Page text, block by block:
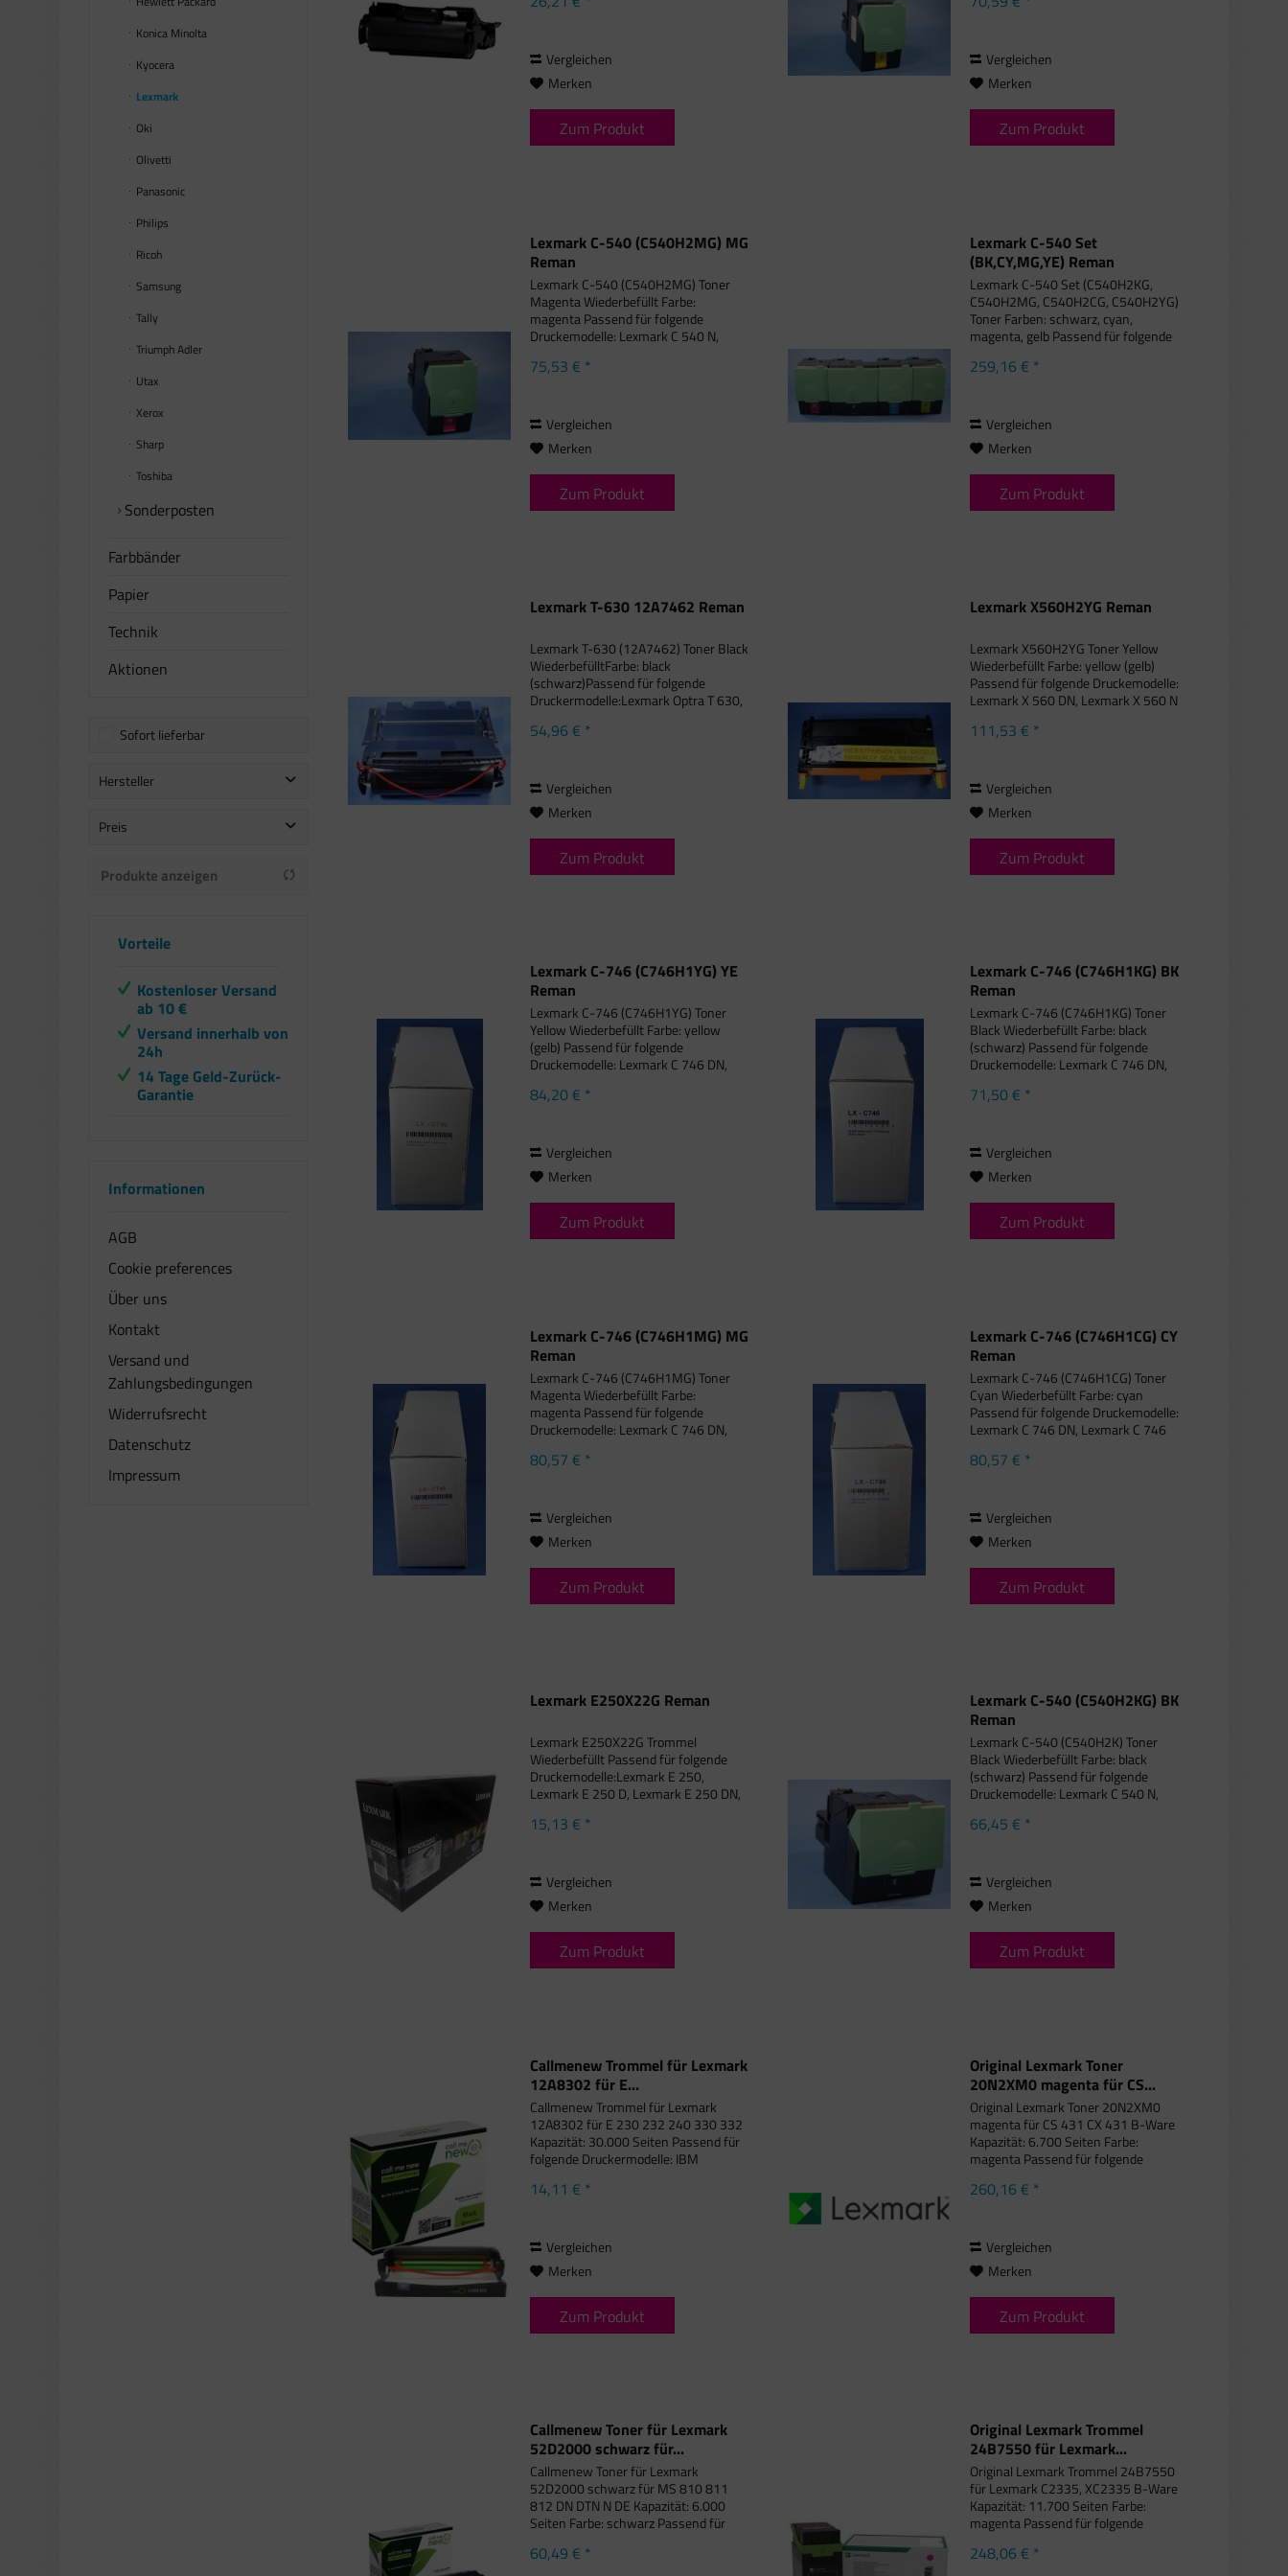
Konica Minolta
Kyocera
Lexmark
Oki
Olivetti
Panasonic
Philips
Ricoh
Samsung
Tally
Triumph Adler
Utax
Xerox
Sharp
Toshiba
Sonderposten
Farbbänder
Papier
Technik
Aktionen
Sofort lieferbar
Hersteller
Lexmark
Preis
bis
Produkte anzeigen
Vorteile
Kostenloser Versand
ab 10 €
Versand innerhalb von
24h
14 Tage Geld-Zurück-
Garantie
Informationen
AGB
Cookie preferences
Über uns
Kontakt
Versand und
Zahlungsbedingungen
Widerrufsrecht
Datenschutz
Impressum
T640, Lexmark T640DN, Lexmark
Vergleichen
Merken
Zum Produkt
DN, Lexmark C 544 DTN, Lexmark C
Vergleichen
Merken
Zum Produkt
Lexmark C-540 (C540H2MG) MG
Reman
Lexmark C-540 (C540H2MG) Toner
Magenta Wiederbefüllt Farbe:
magenta Passend für folgende
Druckemodelle: Lexmark C 540 N,
DN, Lexmark C 544 DTN, Lexmark C
75,53 € *
Vergleichen
Merken
Zum Produkt
Lexmark C-540 Set
(BK,CY,MG,YE) Reman
Lexmark C-540 Set (C540H2KG,
C540H2MG, C540H2CG, C540H2YG)
Toner Farben: schwarz, cyan,
magenta, gelb Passend für folgende
Lexmark C 543 DN, Lexmark C 544
259,16 € *
Vergleichen
Merken
Zum Produkt
Lexmark T-630 12A7462 Reman
Lexmark T-630 (12A7462) Toner Black
WiederbefülltFarbe: black
(schwarz)Passend für folgende
Druckermodelle:Lexmark Optra T 630,
Optra T 630 N, Lexmark Optra T 630 N
54,96 € *
Vergleichen
Merken
Zum Produkt
Lexmark X560H2YG Reman
Lexmark X560H2YG Toner Yellow
Wiederbefüllt Farbe: yellow (gelb)
Passend für folgende Druckemodelle:
Lexmark X 560 DN, Lexmark X 560 N
verwenden wir originales Leergut, das
111,53 € *
Vergleichen
Merken
Zum Produkt
Lexmark C-746 (C746H1YG) YE
Reman
Lexmark C-746 (C746H1YG) Toner
Yellow Wiederbefüllt Farbe: yellow
(gelb) Passend für folgende
Druckemodelle: Lexmark C 746 DN,
Lexmark C 746 Series, Lexmark C 748
84,20 € *
Vergleichen
Merken
Zum Produkt
Lexmark C-746 (C746H1KG) BK
Reman
Lexmark C-746 (C746H1KG) Toner
Black Wiederbefüllt Farbe: black
(schwarz) Passend für folgende
Druckemodelle: Lexmark C 746 DN,
Lexmark C 746 Series, Lexmark C 748
71,50 € *
Vergleichen
Merken
Zum Produkt
Lexmark C-746 (C746H1MG) MG
Reman
Lexmark C-746 (C746H1MG) Toner
Magenta Wiederbefüllt Farbe:
magenta Passend für folgende
Druckemodelle: Lexmark C 746 DN,
Lexmark C 746 Series, Lexmark C 748
80,57 € *
Vergleichen
Merken
Zum Produkt
Lexmark C-746 (C746H1CG) CY
Reman
Lexmark C-746 (C746H1CG) Toner
Cyan Wiederbefüllt Farbe: cyan
Passend für folgende Druckemodelle:
Lexmark C 746 DN, Lexmark C 746
Series, Lexmark C 748 DE, Lexmark C
80,57 € *
Vergleichen
Merken
Zum Produkt
Lexmark E250X22G Reman
Lexmark E250X22G Trommel
Wiederbefüllt Passend für folgende
Druckemodelle:Lexmark E 250,
Lexmark E 250 D, Lexmark E 250 DN,
Series, Lexmark E 350, Lexmark E 350
15,13 € *
Vergleichen
Merken
Zum Produkt
Lexmark C-540 (C540H2KG) BK
Reman
Lexmark C-540 (C540H2K) Toner
Black Wiederbefüllt Farbe: black
(schwarz) Passend für folgende
Druckemodelle: Lexmark C 540 N,
DN, Lexmark C 544 DTN, Lexmark C
66,45 € *
Vergleichen
Merken
Zum Produkt
Callmenew Trommel für Lexmark
12A8302 für E...
Callmenew Trommel für Lexmark
12A8302 für E 230 232 240 330 332
Kapazität: 30.000 Seiten Passend für
folgende Druckermodelle: IBM
IBM Infoprint 1512, IBM Infoprint
14,11 € *
Vergleichen
Merken
Zum Produkt
Original Lexmark Toner
20N2XM0 magenta für CS...
Original Lexmark Toner 20N2XM0
magenta für CS 431 CX 431 B-Ware
Kapazität: 6.700 Seiten Farbe:
magenta Passend für folgende
Lexmark CX 431 adw Bei diesem
260,16 € *
Vergleichen
Merken
Zum Produkt
Callmenew Toner für Lexmark
52D2000 schwarz für...
Callmenew Toner für Lexmark
52D2000 schwarz für MS 810 811
812 DN DTN N DE Kapazität: 6.000
Seiten Farbe: schwarz Passend für
810, Lexmark MS 810 DE, Lexmark
60,49 € *
Original Lexmark Trommel
24B7550 für Lexmark...
Original Lexmark Trommel 24B7550
für Lexmark C2335, XC2335 B-Ware
Kapazität: 11.700 Seiten Farbe:
magenta Passend für folgende
Originale Lexmark Trommel wird in
248,06 € *